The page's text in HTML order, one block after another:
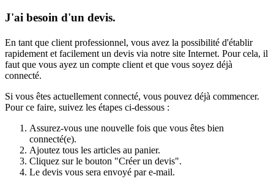
J'ai besoin d'un devis.
En tant que client professionnel, vous avez la possibilité d'établir
rapidement et facilement un devis via notre site Internet. Pour cela, il
faut que vous ayez un compte client et que vous soyez déjà
connecté.
Si vous êtes actuellement connecté, vous pouvez déjà commencer.
Pour ce faire, suivez les étapes ci-dessous :
Assurez-vous une nouvelle fois que vous êtes bien
connecté(e).
Ajoutez tous les articles au panier.
Cliquez sur le bouton "Créer un devis".
Le devis vous sera envoyé par e-mail.